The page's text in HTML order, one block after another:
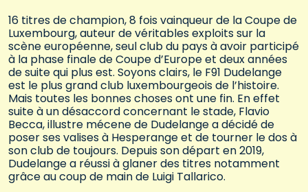
16 titres de champion, 8 fois vainqueur de la Coupe de
Luxembourg, auteur de véritables exploits sur la
scène européenne, seul club du pays à avoir participé
à la phase finale de Coupe d’Europe et deux années
de suite qui plus est. Soyons clairs, le F91 Dudelange
est le plus grand club luxembourgeois de l’histoire.
Mais toutes les bonnes choses ont une fin. En effet
suite à un désaccord concernant le stade, Flavio
Becca, illustre mécene de Dudelange a décidé de
poser ses valises à Hesperange et de tourner le dos à
son club de toujours. Depuis son départ en 2019,
Dudelange a réussi à glaner des titres notamment
grâce au coup de main de Luigi Tallarico.